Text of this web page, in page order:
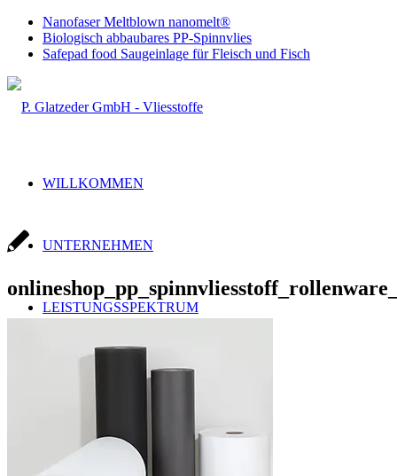
Nanofaser Meltblown nanomelt®
Biologisch abbaubares PP-Spinnvlies
Safepad food Saugeinlage für Fleisch und Fisch
WILLKOMMEN
UNTERNEHMEN
LEISTUNGSSPEKTRUM
Handel & Produktion